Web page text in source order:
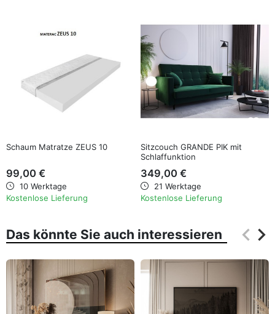
Schaum Matratze ZEUS 10
99,00 €
10 Werktage
Kostenlose Lieferung
favorite_border
Sitzcouch GRANDE PIK mit
Schlaffunktion
349,00 €
21 Werktage
Kostenlose Lieferung
Das könnte Sie auch interessieren keyboard_arrow_left
keyboard_arrow_right